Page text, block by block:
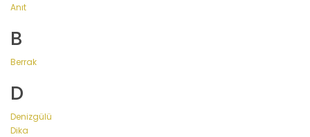
Anıt
B
Berrak
D
Denizgülü
Dika